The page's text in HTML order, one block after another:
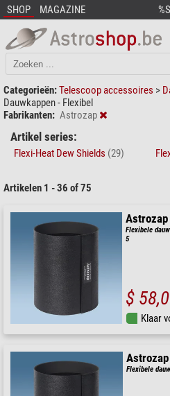
SHOP MAGAZINE
Categorieën:Telescoop accessoires >
Dauwkappen - Flexibel
Fabrikanten: Astrozap
Artikel series:
Flexi-Heat Dew Shields (29)
Artikelen 1 - 36 of 75
Astrozap
Flexibele
5
$
Klaar
Astrozap
Flexibele